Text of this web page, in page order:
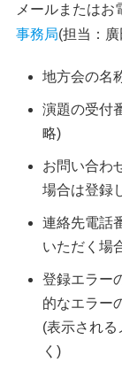
メールまたはお
事務局(担当：
地方会の名
演題の受付
略)
お問い合わ
場合は登録
連絡先電話
いただく場
登録エラー
的なエラー
(表示され
く)